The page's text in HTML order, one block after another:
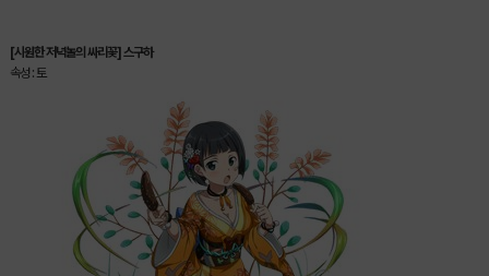
[시원한 저녁놀의 싸리꽃] 스구하
속성 : 토